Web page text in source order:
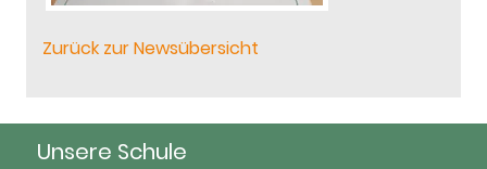
Zurück zur Newsübersicht
Unsere Schule